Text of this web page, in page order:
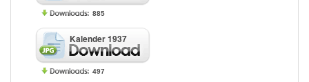
885
Kalender 1937
497